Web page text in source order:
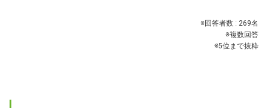
※回答者数 : 269名
※複数回答
※5位まで抜粋